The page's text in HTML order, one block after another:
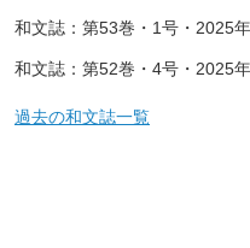
和文誌：第53巻・1号・2025年
和文誌：第52巻・4号・2025年
過去の和文誌一覧